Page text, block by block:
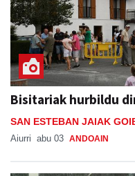
Bisitariak hurbildu
SAN ESTEBAN JAIAK
Aiurri abu 03 ANDOAIN